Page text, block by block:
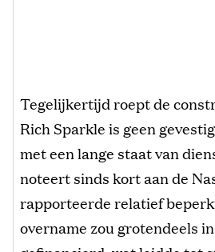
Tegelijkertijd roept de
Rich Sparkle is geen
met een lange staat van
noteert sinds kort aan de
rapporteerde relatief
overname zou grotendeels